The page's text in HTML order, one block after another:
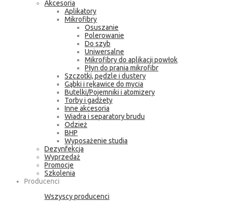
Akcesoria
Aplikatory
Mikrofibry
Osuszanie
Polerowanie
Do szyb
Uniwersalne
Mikrofibry do aplikacji powłok
Płyn do prania mikrofibr
Szczotki, pędzle i dustery
Gąbki i rękawice do mycia
Butelki/Pojemniki i atomizery
Torby i gadżety
Inne akcesoria
Wiadra i separatory brudu
Odzież
BHP
Wyposażenie studia
Dezynfekcja
Wyprzedaż
Promocje
Szkolenia
Producenci
Wszyscy producenci